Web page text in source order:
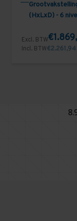
(HxLxD) - 6
Excl. BTW
Incl. BTW€2.261,94